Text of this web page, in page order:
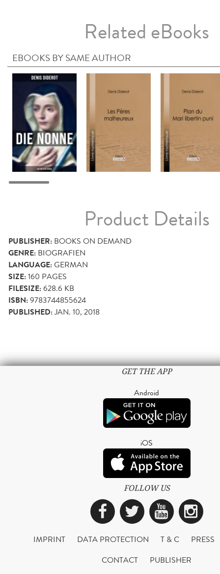
Related eBooks
EBOOKS BY SAME AUTHOR
Product Details
PUBLISHER: BOOKS ON DEMAND
GENRE: BIOGRAFIEN
LANGUAGE:GERMAN
SIZE:160 PAGES
FILESIZE:628.6 KB
ISBN:9783744855624
PUBLISHED:JAN. 10, 2018
GET THE APP
Android
iOS
FOLLOW US
Facebook
Twitter
IMPRINT DATA PROTECTION T & C
PRESS
CONTACT
PUBLISHER